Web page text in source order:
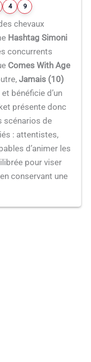
4 9
chevaux
Hashtag Simoni
concurrents
Comes With Age
Jamais (10)
bénéficie d’un
présente donc
scénarios de
: attentistes,
d’animer les
pour viser
conservant une